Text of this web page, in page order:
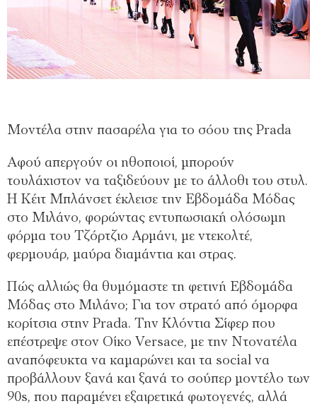
Μοντέλα στην πασαρέλα για το σόου της Prada
Αφού απεργούν οι ηθοποιοί, μπορούν
τουλάχιστον να ταξιδεύουν με το άλλοθι του στυλ.
Η Κέιτ Μπλάνσετ έκλεισε την Εβδομάδα Μόδας
στο Μιλάνο, φορώντας εντυπωσιακή ολόσωμη
φόρμα του Τζόρτζιο Αρμάνι, με ντεκολτέ,
φερμουάρ, μαύρα διαμάντια και στρας.
Πώς αλλιώς θα θυμόμαστε τη φετινή Εβδομάδα
Μόδας στο Μιλάνο; Για τον στρατό από όμορφα
κορίτσια στην Prada. Την Κλόντια Σίφερ που
επέστρεψε στον Οίκο Versace, με την Ντονατέλα
αναπόφευκτα να καμαρώνει και τα social να
προβάλλουν ξανά και ξανά το σούπερ μοντέλο των
90s, που παραμένει εξαιρετικά φωτογενές, αλλά